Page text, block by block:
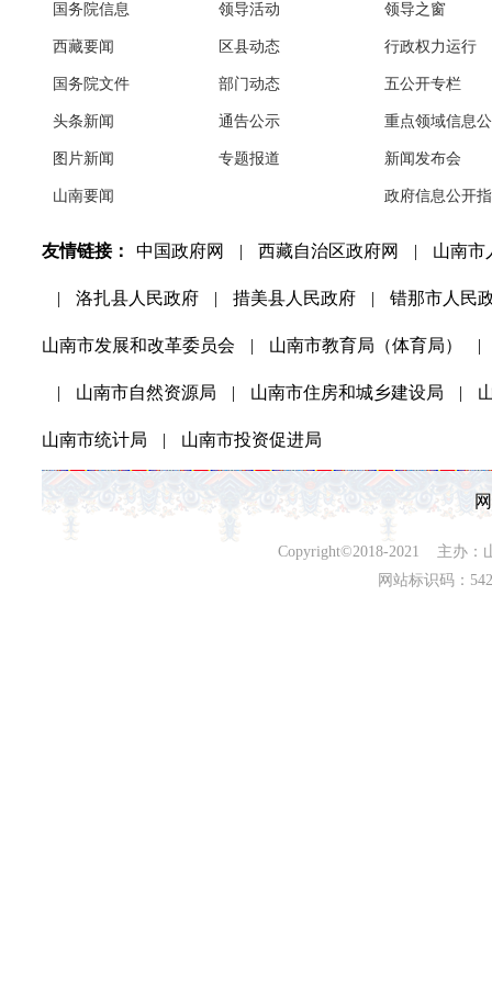
国务院信息
西藏要闻
国务院文件
头条新闻
图片新闻
山南要闻
领导活动
区县动态
部门动态
通告公示
专题报道
领导之窗
行政权力运行
五公开专栏
重点领域信息
新闻发布会
政府信息公开
友情链接： 中国政府网 | 西藏自治区政府网 | 山南市
| 洛扎县人民政府 | 措美县人民政府 | 错那市人民
山南市发展和改革委员会 | 山南市教育局（体育局） |
| 山南市自然资源局 | 山南市住房和城乡建设局 |
山南市统计局 | 山南市投资促进局
Copyright©2018-2021 主办：
网站标识码：